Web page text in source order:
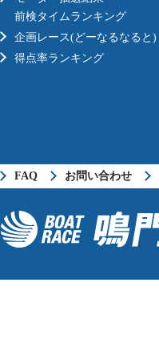
前検タイムランキング
企画レース(どーなるなると)
得点率ランキング
FAQ お問い合わせ